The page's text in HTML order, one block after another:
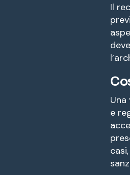
Il
e